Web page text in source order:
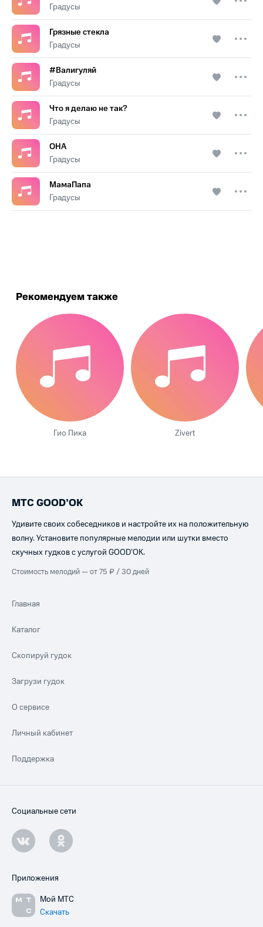
Градусы
Грязные стекла
Градусы
#Валигуляй
Градусы
Что я делаю не так?
Градусы
ОНА
Градусы
МамаПапа
Градусы
Рекомендуем также
Гио Пика Zivert
МТС GOOD’OK
Удивите своих собеседников и настройте их на положительную
волну. Установите популярные мелодии или шутки вместо
скучных гудков с услугой GOOD’OK.
Стоимость мелодий — от 75 ₽ / 30 дней
Главная
Каталог
Скопируй гудок
Загрузи гудок
О сервисе
Личный кабинет
Поддержка
Социальные сети
Приложения
Мой МТС
Скачать